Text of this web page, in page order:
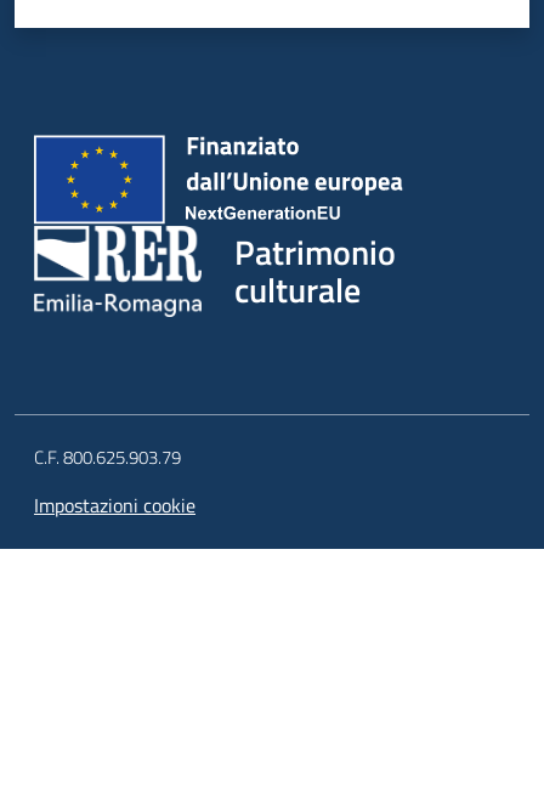
Patrimonio
culturale
C.F. 800.625.903.79
Impostazioni cookie